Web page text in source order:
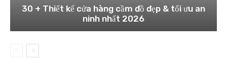
30 + Thiết kế cửa hàng cầm đồ đẹp & tối ưu an
ninh nhất 2026